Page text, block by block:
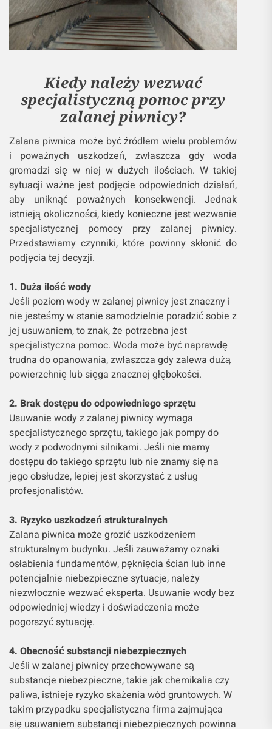
Kiedy należy wezwać
specjalistyczną pomoc przy
zalanej piwnicy?
Zalana piwnica może być źródłem wielu problemów
i poważnych uszkodzeń, zwłaszcza gdy woda
gromadzi się w niej w dużych ilościach. W takiej
sytuacji ważne jest podjęcie odpowiednich działań,
aby uniknąć poważnych konsekwencji. Jednak
istnieją okoliczności, kiedy konieczne jest wezwanie
specjalistycznej pomocy przy zalanej piwnicy.
Przedstawiamy czynniki, które powinny skłonić do
podjęcia tej decyzji.
1. Duża ilość wody
Jeśli poziom wody w zalanej piwnicy jest znaczny i
nie jesteśmy w stanie samodzielnie poradzić sobie z
jej usuwaniem, to znak, że potrzebna jest
specjalistyczna pomoc. Woda może być naprawdę
trudna do opanowania, zwłaszcza gdy zalewa dużą
powierzchnię lub sięga znacznej głębokości.
2. Brak dostępu do odpowiedniego sprzętu
Usuwanie wody z zalanej piwnicy wymaga
specjalistycznego sprzętu, takiego jak pompy do
wody z podwodnymi silnikami. Jeśli nie mamy
dostępu do takiego sprzętu lub nie znamy się na
jego obsłudze, lepiej jest skorzystać z usług
profesjonalistów.
3. Ryzyko uszkodzeń strukturalnych
Zalana piwnica może grozić uszkodzeniem
strukturalnym budynku. Jeśli zauważamy oznaki
osłabienia fundamentów, pęknięcia ścian lub inne
potencjalnie niebezpieczne sytuacje, należy
niezwłocznie wezwać eksperta. Usuwanie wody bez
odpowiedniej wiedzy i doświadczenia może
pogorszyć sytuację.
4. Obecność substancji niebezpiecznych
Jeśli w zalanej piwnicy przechowywane są
substancje niebezpieczne, takie jak chemikalia czy
paliwa, istnieje ryzyko skażenia wód gruntowych. W
takim przypadku specjalistyczna firma zajmująca
się usuwaniem substancji niebezpiecznych powinna